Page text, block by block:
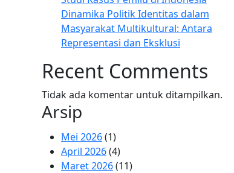
Dinamika Politik Identitas dalam
Masyarakat Multikultural: Antara
Representasi dan Eksklusi
Recent Comments
Tidak ada komentar untuk ditampilkan.
Arsip
Mei 2026(1)
April 2026(4)
Maret 2026(11)